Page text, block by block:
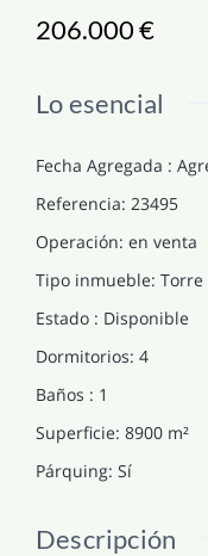
206.000 €
Lo esencial
Fecha Agregada :
Referencia: 23495
Operación: en venta
Tipo inmueble: Torre
Estado : Disponible
Dormitorios: 4
Baños : 1
Superficie: 8900 m²
Párquing: Sí
Descripción